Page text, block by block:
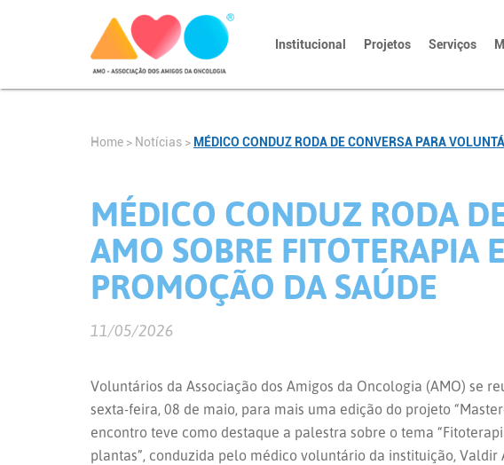
Institucional Projetos Serviços
Home > Notícias > MÉDICO CONDUZ RODA DE CONVERSA PARA
MÉDICO CONDUZ RODA
AMO SOBRE FITOTERAPIA
PROMOÇÃO DA SAÚDE
11/05/2026
Voluntários da Associação dos Amigos da Oncologia (AMO) se
sexta-feira, 08 de maio, para mais uma edição do projeto
encontro teve como destaque a palestra sobre o tema
plantas”, conduzida pelo médico voluntário da instituição, Valdir